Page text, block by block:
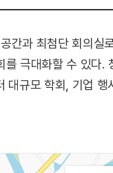
간과 최첨단 회의실
를 극대화할 수 있다.
대규모 학회, 기업 행